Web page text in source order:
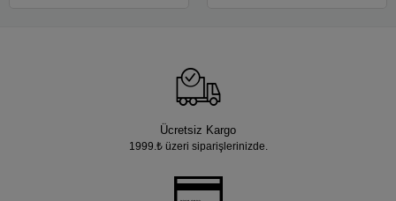
Ücretsiz Kargo
1999.₺ üzeri siparişlerinizde.